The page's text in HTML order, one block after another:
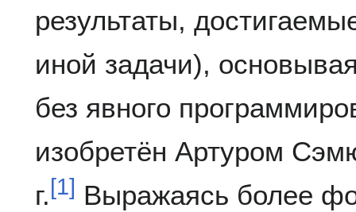
результаты,
иной задачи),
без явного
изобретён Артуром
г. [1] Выражаясь более